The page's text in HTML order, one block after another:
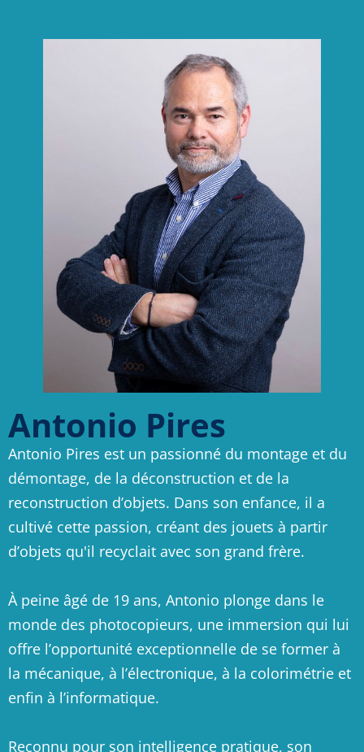
Antonio Pires
Antonio Pires est un passionné du montage et du
démontage, de la déconstruction et de la
reconstruction d’objets. Dans son enfance, il a
cultivé cette passion, créant des jouets à partir
d’objets qu'il recyclait avec son grand frère.
À peine âgé de 19 ans, Antonio plonge dans le
monde des photocopieurs, une immersion qui lui
offre l’opportunité exceptionnelle de se former à
la mécanique, à l’électronique, à la colorimétrie et
enfin à l’informatique.
Reconnu pour son intelligence pratique, son